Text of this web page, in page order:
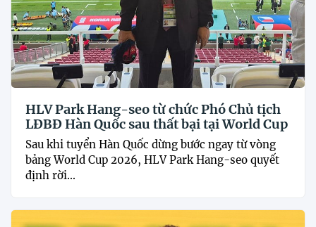
HLV Park Hang-seo từ chức Phó Chủ tịch
LĐBĐ Hàn Quốc sau thất bại tại World Cup
Sau khi tuyển Hàn Quốc dừng bước ngay từ vòng
bảng World Cup 2026, HLV Park Hang-seo quyết
định rời...